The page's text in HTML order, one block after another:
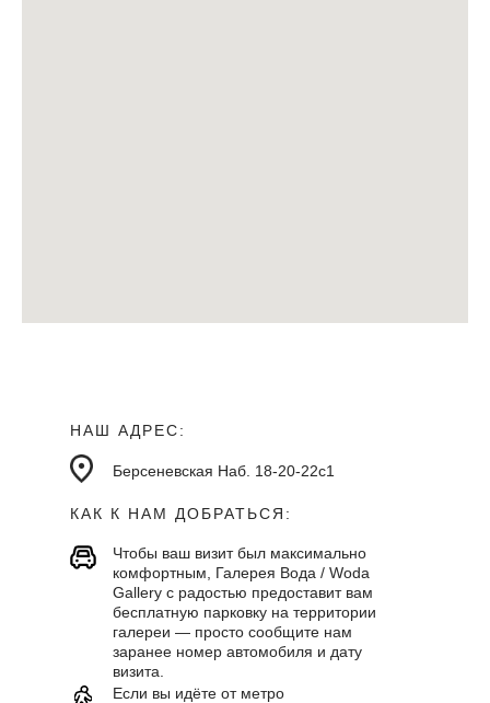
Берсеневская Наб. 18-20-22с1
НАШ АДРЕС:
КАК К НАМ ДОБРАТЬСЯ:
Чтобы ваш визит был максимально
комфортным, Галерея Вода / Woda
Gallery с радостью предоставит вам
бесплатную парковку на территории
галереи — просто сообщите нам
заранее номер автомобиля и дату
визита.
Если вы идёте от метро